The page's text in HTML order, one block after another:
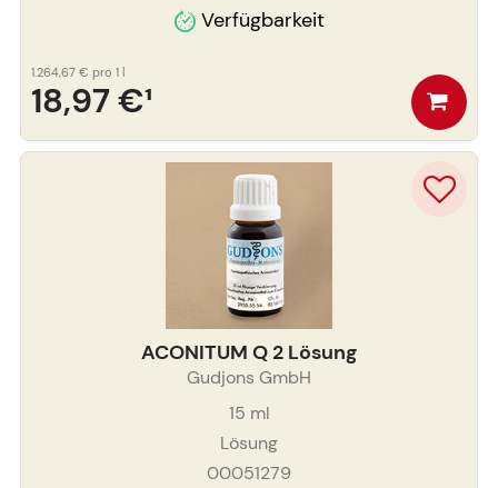
Verfügbarkeit
18,97 €¹
1.264,67 € pro 1 l
ACONITUM Q 2 Lösung
Gudjons GmbH
15 ml
Lösung
00051279